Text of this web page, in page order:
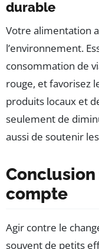
durable
Votre alimentation
l’environnement.
consommation de
rouge, et favorisez
produits locaux et
seulement de
aussi de soutenir
compte
Agir contre le
souvent de petits